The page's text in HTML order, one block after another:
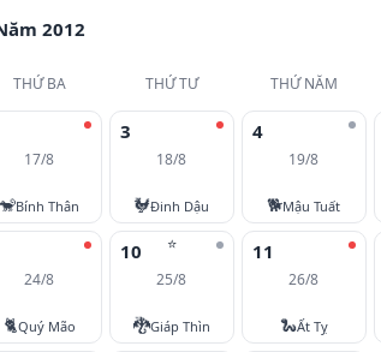
2012
THỨ BA THỨ TƯ THỨ NĂM
17/8
🐒Bính Thân
3
18/8
🐓Đinh Dậu
4
19/8
🐕Mậu Tuất
24/8
🐈Quý Mão
⭐
10
25/8
🐉Giáp Thìn
11
26/8
🐍Ất Tỵ